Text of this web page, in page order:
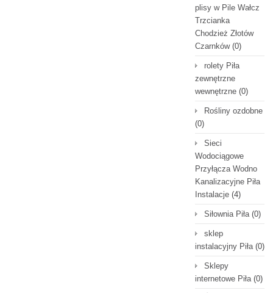
plisy w Pile Wałcz
Trzcianka
Chodzież Złotów
Czarnków(0)
rolety Piła
zewnętrzne
wewnętrzne (0)
Rośliny ozdobne
(0)
Sieci
Wodociągowe
Przyłącza Wodno
Kanalizacyjne Piła
Instalacje (4)
Siłownia Piła(0)
sklep
instalacyjny Piła(0)
Sklepy
internetowe Piła(0)